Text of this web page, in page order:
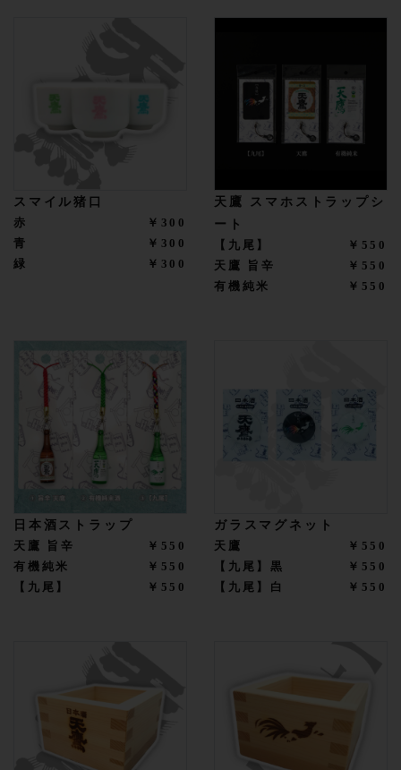
スマイル猪口
赤
￥300
青
￥300
緑
￥300
天鷹 スマホストラップシ
ート
【九尾】
￥550
天鷹 旨辛
￥550
有機純米
￥550
日本酒ストラップ
天鷹 旨辛
￥550
有機純米
￥550
【九尾】
￥550
ガラスマグネット
天鷹
￥550
【九尾】黒
￥550
【九尾】白
￥550